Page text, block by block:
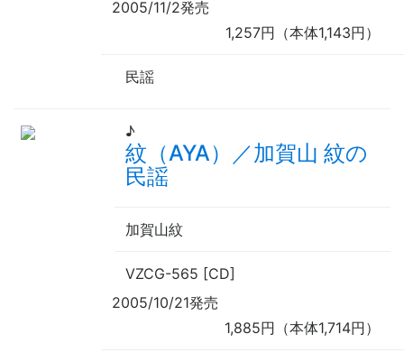
2005/11/2発売
1,257円（本体1,143円）
民謡
♪
紋（AYA）／加賀山 紋の
民謡
加賀山紋
VZCG-565 [CD]
2005/10/21発売
1,885円（本体1,714円）